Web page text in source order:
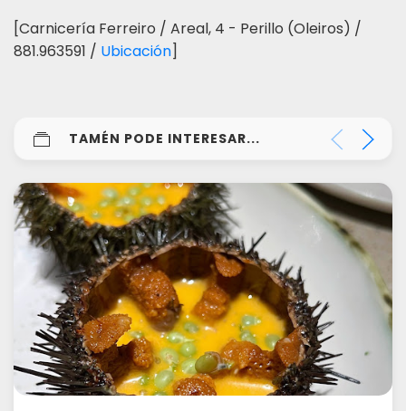
[Carnicería Ferreiro / Areal, 4 - Perillo (Oleiros) /
881.963591 / Ubicación]
TAMÉN PODE INTERESAR...